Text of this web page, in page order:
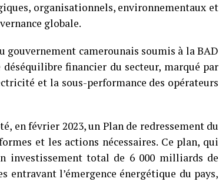
organisationnels, environnementaux et
globale.
gouvernement camerounais soumis à la BAD
financier du secteur, marqué par
et la sous-performance des opérateurs
en février 2023, un Plan de redressement du
et les actions nécessaires. Ce plan, qui
investissement total de 6 000 milliards de
entravant l’émergence énergétique du pays,